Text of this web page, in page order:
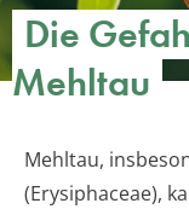
Die
Mehltau
Mehltau,
(Erysiphaceae),